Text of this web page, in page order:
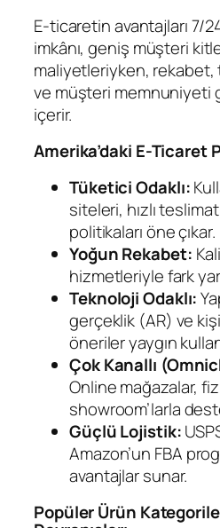
E-ticaretin avantajları 7/
imkânı, geniş müşteri
maliyetleriyken, rekabet,
ve müşteri memnuniyeti
içerir.
Amerika’daki E-Ticaret
Tüketici Odaklı:
siteleri, hızlı
politikaları öne çıkar.
Yoğun Rekabet:
hizmetleriyle fark
Teknoloji Odaklı:
gerçeklik (AR) ve
öneriler yaygın
Çok Kanallı
Online mağazalar,
showroom’larla
Güçlü Lojistik:
Amazon’un FBA
avantajlar sunar.
Popüler Ürün